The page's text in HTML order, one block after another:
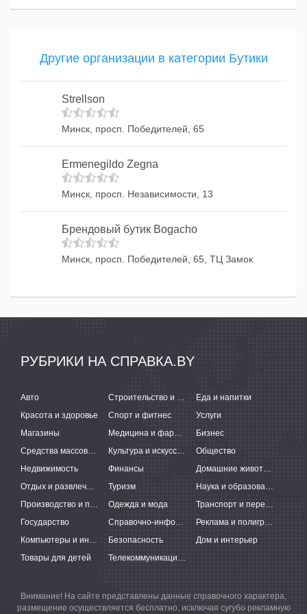
Другие организации в категории Бутики
Strellson
Минск, просп. Победителей, 65
Ermenegildo Zegna
Минск, просп. Независимости, 13
Брендовый бутик Bogacho
Минск, просп. Победителей, 65, ТЦ Замок
РУБРИКИ НА СПРАВКА.BY
Авто Строительство и ремонт
Еда и напитки
Красота и здоровье
Спорт и фитнес
Услуги
Магазины
Медицина и фармацевтика
Бизнес
Средства массовой информации
Культура и искусство
Общество
Недвижимость
Финансы
Домашние животные
Отдых и развлечения
Туризм
Наука и образование
Производство и поставки
Одежда и мода
Транспорт и перевозки
Государство
Справочно-информационные системы
Реклама и полиграфия
Компьютеры и интернет
Безопасность
Дом и интерьер
Товары для детей
Телекоммуникации и связь
Внимание! На сайте представлены данные справочного характера,
размещение осуществляется бесплатно, исключая сугубо рекламную